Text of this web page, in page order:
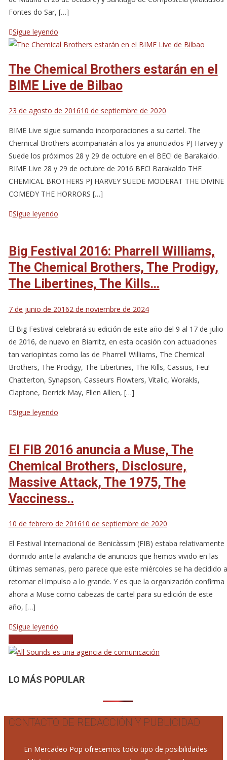
Fontes do Sar, […]
Sigue leyendo
The Chemical Brothers estarán en el
BIME Live de Bilbao
23 de agosto de 201610 de septiembre de 2020
BIME Live sigue sumando incorporaciones a su cartel. The
Chemical Brothers acompañarán a los ya anunciados PJ Harvey y
Suede los próximos 28 y 29 de octubre en el BEC! de Barakaldo.
BIME Live 28 y 29 de octubre de 2016 BEC! Barakaldo THE
CHEMICAL BROTHERS PJ HARVEY SUEDE MODERAT THE DIVINE
COMEDY THE HORRORS […]
Sigue leyendo
Big Festival 2016: Pharrell Williams,
The Chemical Brothers, The Prodigy,
The Libertines, The Kills…
7 de junio de 20162 de noviembre de 2024
El Big Festival celebrará su edición de este año del 9 al 17 de julio
de 2016, de nuevo en Biarritz, en esta ocasión con actuaciones
tan variopintas como las de Pharrell Williams, The Chemical
Brothers, The Prodigy, The Libertines, The Kills, Cassius, Feu!
Chatterton, Synapson, Casseurs Flowters, Vitalic, Worakls,
Claptone, Derrick May, Ellen Allien, […]
Sigue leyendo
El FIB 2016 anuncia a Muse, The
Chemical Brothers, Disclosure,
Massive Attack, The 1975, The
Vacciness..
10 de febrero de 201610 de septiembre de 2020
El Festival Internacional de Benicàssim (FIB) estaba relativamente
dormido ante la avalancha de anuncios que hemos vivido en las
últimas semanas, pero parece que este miércoles se ha decidido a
retomar el impulso a lo grande. Y es que la organización confirma
ahora a Muse como cabezas de cartel para su edición de este
año, […]
Sigue leyendo
Navegación
de
entradas
LO MÁS POPULAR
CONTACTO DE REDACCIÓN Y PUBLICIDAD
En Mercadeo Pop ofrecemos todo tipo de posibilidades